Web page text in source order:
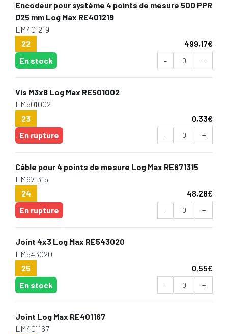
Encodeur pour système 4 points de mesure 500 PPR
Ø25 mm Log Max RE401219
LM401219
22
499,17€
En stock
- +
Vis M3x8 Log Max RE501002
LM501002
23
0,33€
En rupture
- +
Câble pour 4 points de mesure Log Max RE671315
LM671315
24
48,28€
En rupture
- +
Joint 4x3 Log Max RE543020
LM543020
25
0,55€
En stock
- +
Joint Log Max RE401167
LM401167